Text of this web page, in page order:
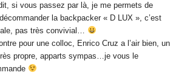
si vous passez par là, je me permets de
la backpacker « D LUX », c’est
pas très convivial…
pour une colloc, Enrico Cruz a l’air bien, un
propre, apparts sympas…je vous le